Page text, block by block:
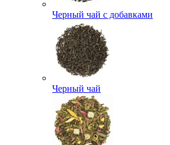
Черный чай с добавками
Черный чай